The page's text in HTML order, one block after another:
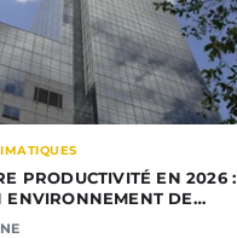
PRODUCTIVITÉ EN 2026 :
ENVIRONNEMENT DE…